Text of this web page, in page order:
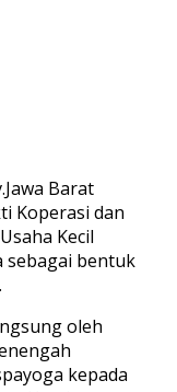
Barat
Koperasi dan
Kecil
sebagai bentuk
oleh
kepada